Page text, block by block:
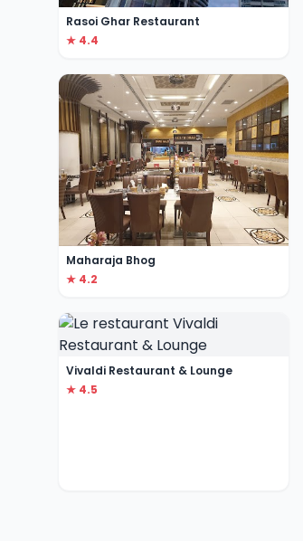
Rasoi Ghar Restaurant
★ 4.4
Maharaja Bhog
★ 4.2
Vivaldi Restaurant & Lounge
★ 4.5